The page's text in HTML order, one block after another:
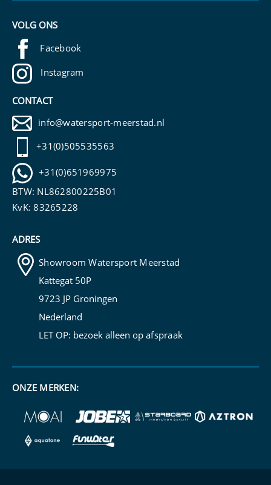
VOLG ONS
Facebook
Instagram
CONTACT
info@watersport-meerstad.nl
+31(0)505535563
+31(0)651969975
BTW: NL862800225B01
KvK: 83265228
ADRES
Showroom Watersport Meerstad
Kattegat 50P
9723 JP Groningen
Nederland
LET OP: bezoek alleen op afspraak
ONZE MERKEN: